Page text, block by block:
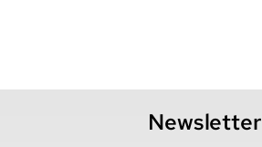
Newsletter